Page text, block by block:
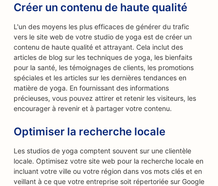
Créer un contenu de haute qualité
L'un des moyens les plus efficaces de générer du trafic
vers le site web de votre studio de yoga est de créer un
contenu de haute qualité et attrayant. Cela inclut des
articles de blog sur les techniques de yoga, les bienfaits
pour la santé, les témoignages de clients, les promotions
spéciales et les articles sur les dernières tendances en
matière de yoga. En fournissant des informations
précieuses, vous pouvez attirer et retenir les visiteurs, les
encourager à revenir et à partager votre contenu.
Optimiser la recherche locale
Les studios de yoga comptent souvent sur une clientèle
locale. Optimisez votre site web pour la recherche locale en
incluant votre ville ou votre région dans vos mots clés et en
veillant à ce que votre entreprise soit répertoriée sur Google